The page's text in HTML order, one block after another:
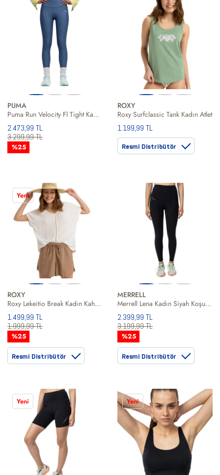
PUMA
Puma Run Velocity Fl Tight Kadın Koşu Taytı
2.473,99 TL
3.299,99 TL
%25
ROXY
Roxy Surfclassic Tank Kadın Atlet
1.199,99 TL
Resmi Distribütör
Yeni
ROXY
Roxy Lekeitio Break Kadın Kahverengi Şort
1.499,99 TL
1.999,99 TL
%25
Resmi Distribütör
MERRELL
Merrell Lena Kadın Siyah Koşu Taytı
2.399,99 TL
3.199,99 TL
%25
Resmi Distribütör
Yeni Yeni